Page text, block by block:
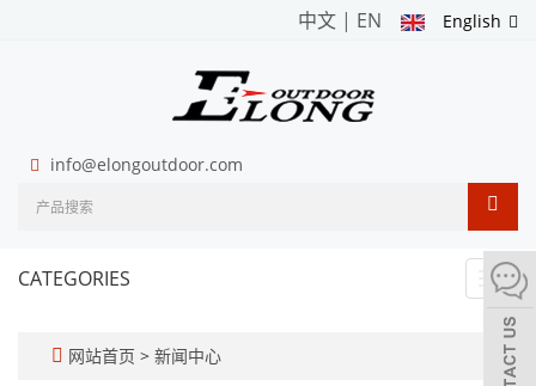
English
中文 | EN
info@elongoutdoor.com
CATEGORIES
网站首页 > 新闻中心